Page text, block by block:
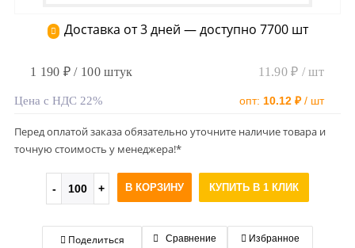
Доставка от 3 дней — доступно 7700 шт
1 190 ₽ / 100 штук 11.90 ₽ / шт
Цена с НДС 22% опт: 10.12 ₽/ шт
Перед оплатой заказа обязательно уточните наличие товара и
точную стоимость у менеджера!*
В КОРЗИНУ КУПИТЬ В 1 КЛИК
Поделиться Сравнение Избранное